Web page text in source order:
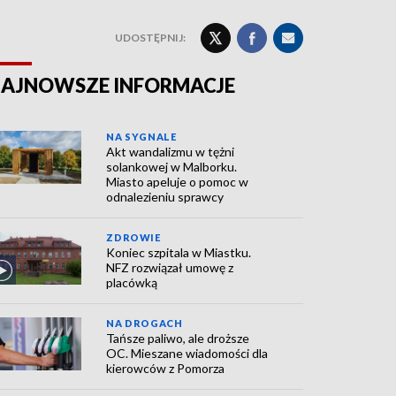
UDOSTĘPNIJ:
INFORMACJE
NA SYGNALE
Akt wandalizmu w tężni
solankowej w Malborku.
Miasto apeluje o pomoc w
odnalezieniu sprawcy
ZDROWIE
Koniec szpitala w Miastku.
NFZ rozwiązał umowę z
placówką
NA DROGACH
Tańsze paliwo, ale droższe
OC. Mieszane wiadomości dla
kierowców z Pomorza